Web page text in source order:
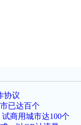
协议
已达百个
商用城市达100个